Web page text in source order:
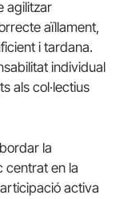
agilitzar
aïllament,
i tardana.
individual
als col·lectius
la
centrat en la
activa